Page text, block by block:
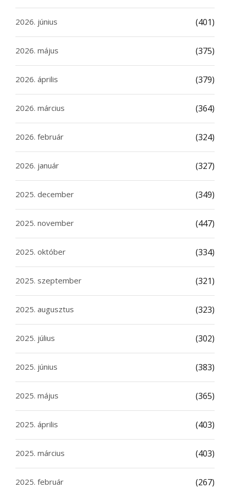
2026. június (401)
2026. május (375)
2026. április (379)
2026. március (364)
2026. február (324)
2026. január (327)
2025. december (349)
2025. november (447)
2025. október (334)
2025. szeptember (321)
2025. augusztus (323)
2025. július (302)
2025. június (383)
2025. május (365)
2025. április (403)
2025. március (403)
2025. február (267)